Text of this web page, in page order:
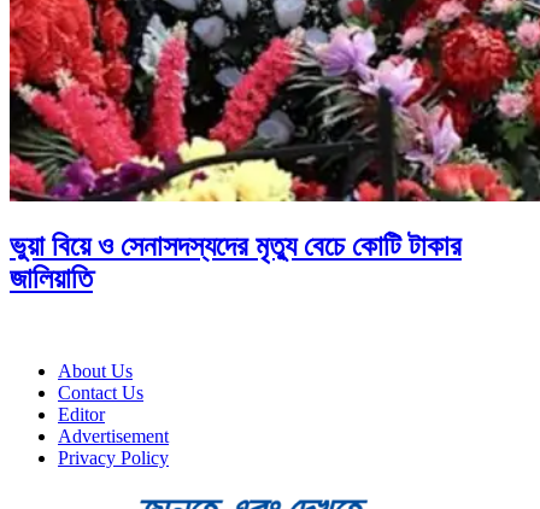
ভুয়া বিয়ে ও সেনাসদস্যদের মৃত্যু বেচে কোটি টাকার
জালিয়াতি
About Us
Contact Us
Editor
Advertisement
Privacy Policy